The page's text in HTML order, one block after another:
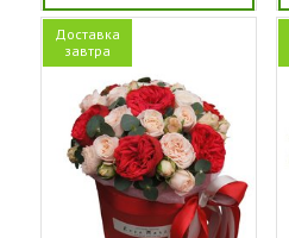
Доставка
завтра